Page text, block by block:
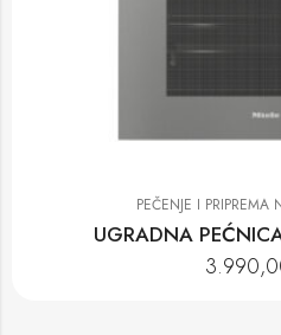
PEČENJE I PRIPREMA
UGRADNA